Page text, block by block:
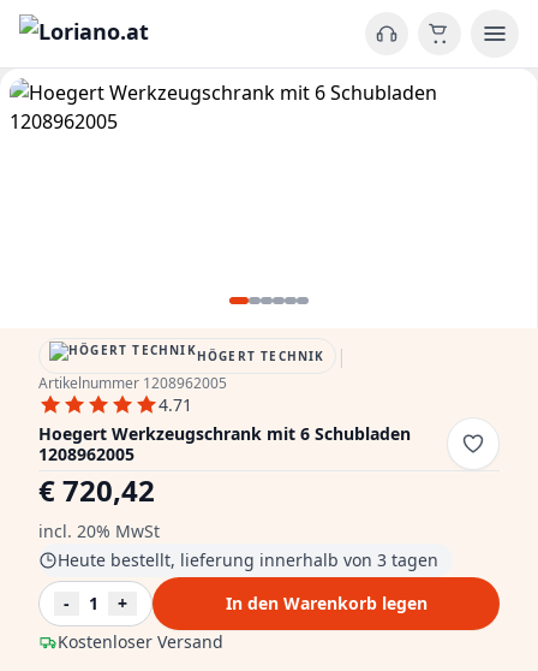
HÖGERT TECHNIK |
Artikelnummer 1208962005
4.71
Hoegert Werkzeugschrank mit 6 Schubladen
1208962005
€ 720,42
incl. 20% MwSt
Kostenloser Versand
Heute bestellt, lieferung innerhalb von 3 tagen
-
1 + In den Warenkorb legen